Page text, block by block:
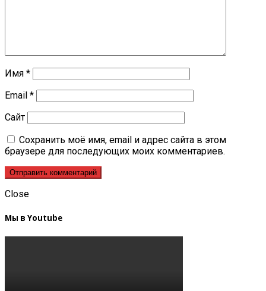
Имя *
Email *
Сайт
Сохранить моё имя, email и адрес сайта в этом
браузере для последующих моих комментариев.
Close
Мы в Youtube